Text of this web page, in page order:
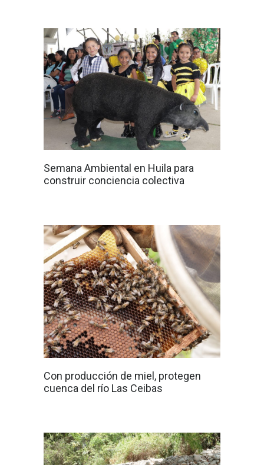
Semana Ambiental en Huila para
construir conciencia colectiva
Con producción de miel, protegen
cuenca del río Las Ceibas